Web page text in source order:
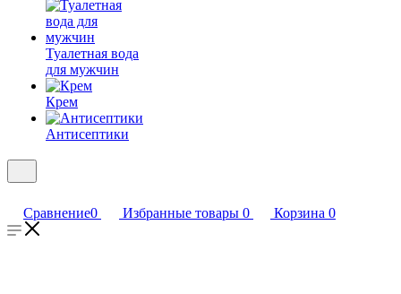
Туалетная вода
для мужчин
Крем
Антисептики
Сравнение0 Избранные товары 0 Корзина 0